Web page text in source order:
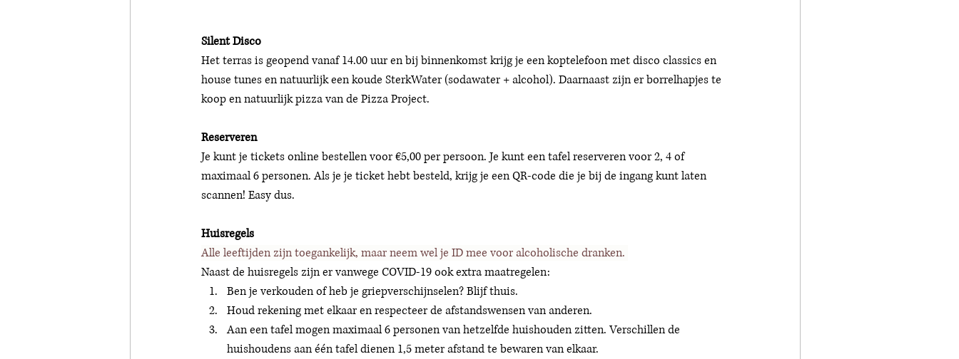
Silent Disco
Het terras is geopend vanaf 14.00 uur en bij binnenkomst krijg je een koptelefoon met disco classics en
house tunes en natuurlijk een koude SterkWater (sodawater + alcohol). Daarnaast zijn er borrelhapjes te
koop en natuurlijk pizza van de Pizza Project.
Reserveren
Je kunt je tickets online bestellen voor €5,00 per persoon. Je kunt een tafel reserveren voor 2, 4 of
maximaal 6 personen. Als je je ticket hebt besteld, krijg je een QR-code die je bij de ingang kunt laten
scannen! Easy dus.
Huisregels
Alle leeftijden zijn toegankelijk, maar neem wel je ID mee voor alcoholische dranken.
Naast de huisregels zijn er vanwege COVID-19 ook extra maatregelen:
Ben je verkouden of heb je griepverschijnselen? Blijf thuis.
Houd rekening met elkaar en respecteer de afstandswensen van anderen.
Aan een tafel mogen maximaal 6 personen van hetzelfde huishouden zitten. Verschillen de
huishoudens aan één tafel dienen 1,5 meter afstand te bewaren van elkaar.